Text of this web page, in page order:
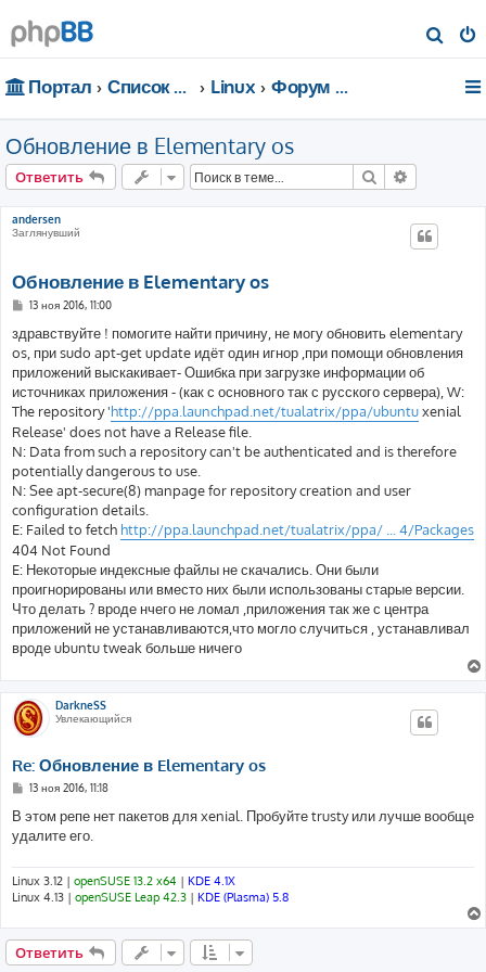
о
Портал Список форумов Linux Форум для чайников
Обновление в Elementary os
Ответить Поиск
andersen
Заглянувший
Обновление в Elementary os
С
о
б
щ
е
н
и
е
13 ноя 2016, 11:00
здравствуйте ! помогите найти причину, не могу обновить elementary
os, при sudo apt-get update идёт один игнор ,при помощи обновления
приложений выскакивает- Ошибка при загрузке информации об
источниках приложения - (как с основного так с русского сервера), W:
The repository 'http://ppa.launchpad.net/tualatrix/ppa/ubuntuxenial
Release' does not have a Release file.
N: Data from such a repository can't be authenticated and is therefore
potentially dangerous to use.
N: See apt-secure(8) manpage for repository creation and user
configuration details.
E: Failed to fetch http://ppa.launchpad.net/tualatrix/ppa/ ... 4/Packages
404 Not Found
E: Некоторые индексные файлы не скачались. Они были
проигнорированы или вместо них были использованы старые версии.
Что делать ? вроде нчего не ломал ,приложения так же с центра
приложений не устанавливаются,что могло случиться , устанавливал
вроде ubuntu tweak больше ничего
DarkneSS
Увлекающийся
Re: Обновление в Elementary os
С
о
б
щ
н
и
13 ноя 2016, 11:18
В этом репе нет пакетов для xenial. Пробуйте trusty или лучше вообще
удалите его.
Linux 3.12 | openSUSE 13.2 x64 | KDE 4.1X
Linux 4.13 | openSUSE Leap 42.3 | KDE (Plasma) 5.8
Ответить